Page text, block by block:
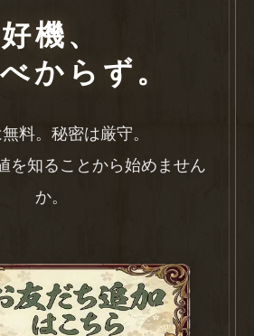
好機、
からず。
料。秘密は厳守。
を知ることから始めません
か。